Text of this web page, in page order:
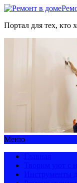
Портал для тех, кто
Меню